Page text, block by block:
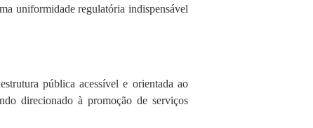
uniformidade regulatória indispensável
pública acessível e orientada ao
direcionado à promoção de serviços